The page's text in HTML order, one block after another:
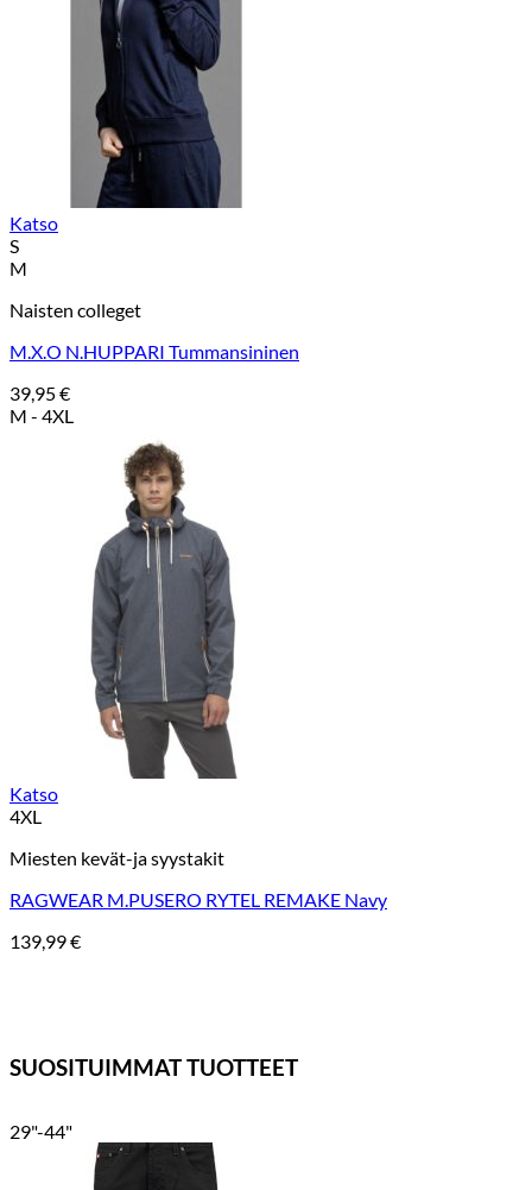
Katso
S
M
Naisten colleget
M.X.O N.HUPPARI Tummansininen
39,95€
M - 4XL
Katso
4XL
Miesten kevät-ja syystakit
RAGWEAR M.PUSERO RYTEL REMAKE Navy
139,99€
SUOSITUIMMAT TUOTTEET
29"-44"